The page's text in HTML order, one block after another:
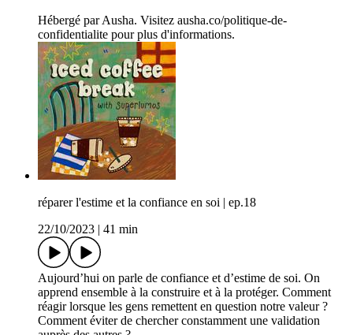
Hébergé par Ausha. Visitez ausha.co/politique-de-
confidentialite pour plus d'informations.
réparer l'estime et la confiance en soi | ep.18
22/10/2023
41 min
Aujourd’hui on parle de confiance et d’estime de soi. On
apprend ensemble à la construire et à la protéger. Comment
réagir lorsque les gens remettent en question notre valeur ?
Comment éviter de chercher constamment une validation